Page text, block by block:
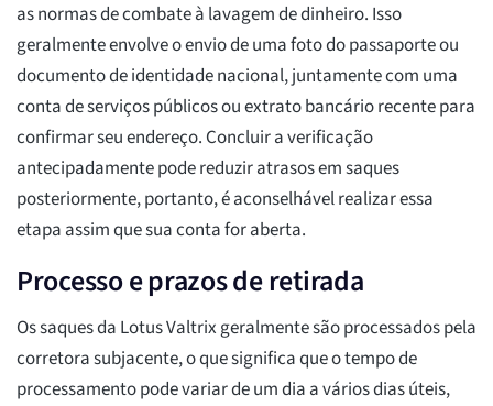
as normas de combate à lavagem de dinheiro. Isso
geralmente envolve o envio de uma foto do passaporte ou
documento de identidade nacional, juntamente com uma
conta de serviços públicos ou extrato bancário recente para
confirmar seu endereço. Concluir a verificação
antecipadamente pode reduzir atrasos em saques
posteriormente, portanto, é aconselhável realizar essa
etapa assim que sua conta for aberta.
Processo e prazos de retirada
Os saques da Lotus Valtrix geralmente são processados pela
corretora subjacente, o que significa que o tempo de
processamento pode variar de um dia a vários dias úteis,